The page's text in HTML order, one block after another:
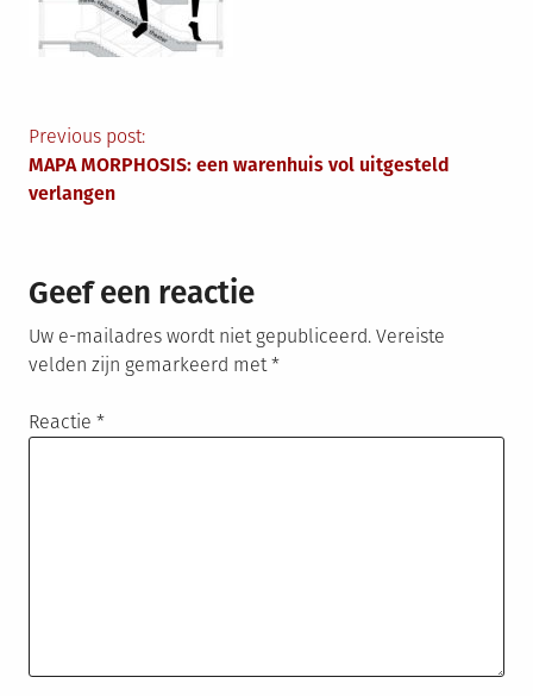
Berichtnavigatie
Previous post:
MAPA MORPHOSIS: een warenhuis vol uitgesteld
verlangen
Geef een reactie
Uw e-mailadres wordt niet gepubliceerd. Vereiste
velden zijn gemarkeerd met*
Reactie *